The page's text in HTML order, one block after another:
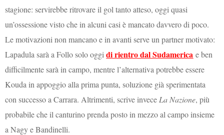
stagione: servirebbe ritrovare il gol tanto atteso, oggi quasi
un’ossessione visto che in alcuni casi è mancato davvero di poco.
Le motivazioni non mancano e in avanti serve un partner motivato:
Lapadula sarà a Follo solo oggidi rientro dal Sudamerica e ben
difficilmente sarà in campo, mentre l’alternativa potrebbe essere
Kouda in appoggio alla prima punta, soluzione già sperimentata
con successo a Carrara. Altrimenti, scrive invece La Nazione, più
probabile che il canturino prenda posto in mezzo al campo insieme
a Nagy e Bandinelli.